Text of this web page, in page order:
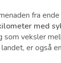
fra
med
som veksler
er også